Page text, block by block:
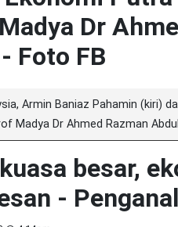
Armin Baniaz Pahamin (kiri)
Madya Dr Ahmed Razman
besar,
-